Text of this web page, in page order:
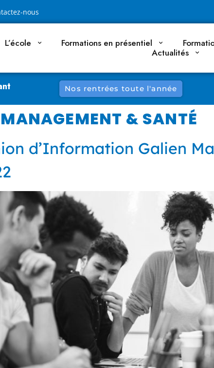
nous
L’école Formations en présentiel
Actualités
Nos rentrées toute l'année
MANAGEMENT & SANTÉ
d’Information Galien